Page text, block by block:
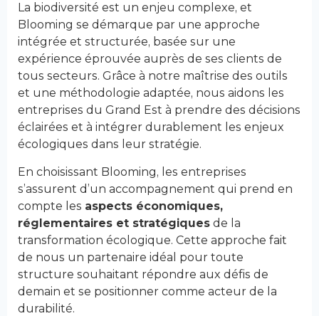
La biodiversité est un enjeu complexe, et
Blooming se démarque par une approche
intégrée et structurée, basée sur une
expérience éprouvée auprès de ses clients de
tous secteurs. Grâce à notre maîtrise des outils
et une méthodologie adaptée, nous aidons les
entreprises du Grand Est à prendre des décisions
éclairées et à intégrer durablement les enjeux
écologiques dans leur stratégie.
En choisissant Blooming, les entreprises
s’assurent d’un accompagnement qui prend en
compte les aspects économiques,
réglementaires et stratégiques de la
transformation écologique. Cette approche fait
de nous un partenaire idéal pour toute
structure souhaitant répondre aux défis de
demain et se positionner comme acteur de la
durabilité.